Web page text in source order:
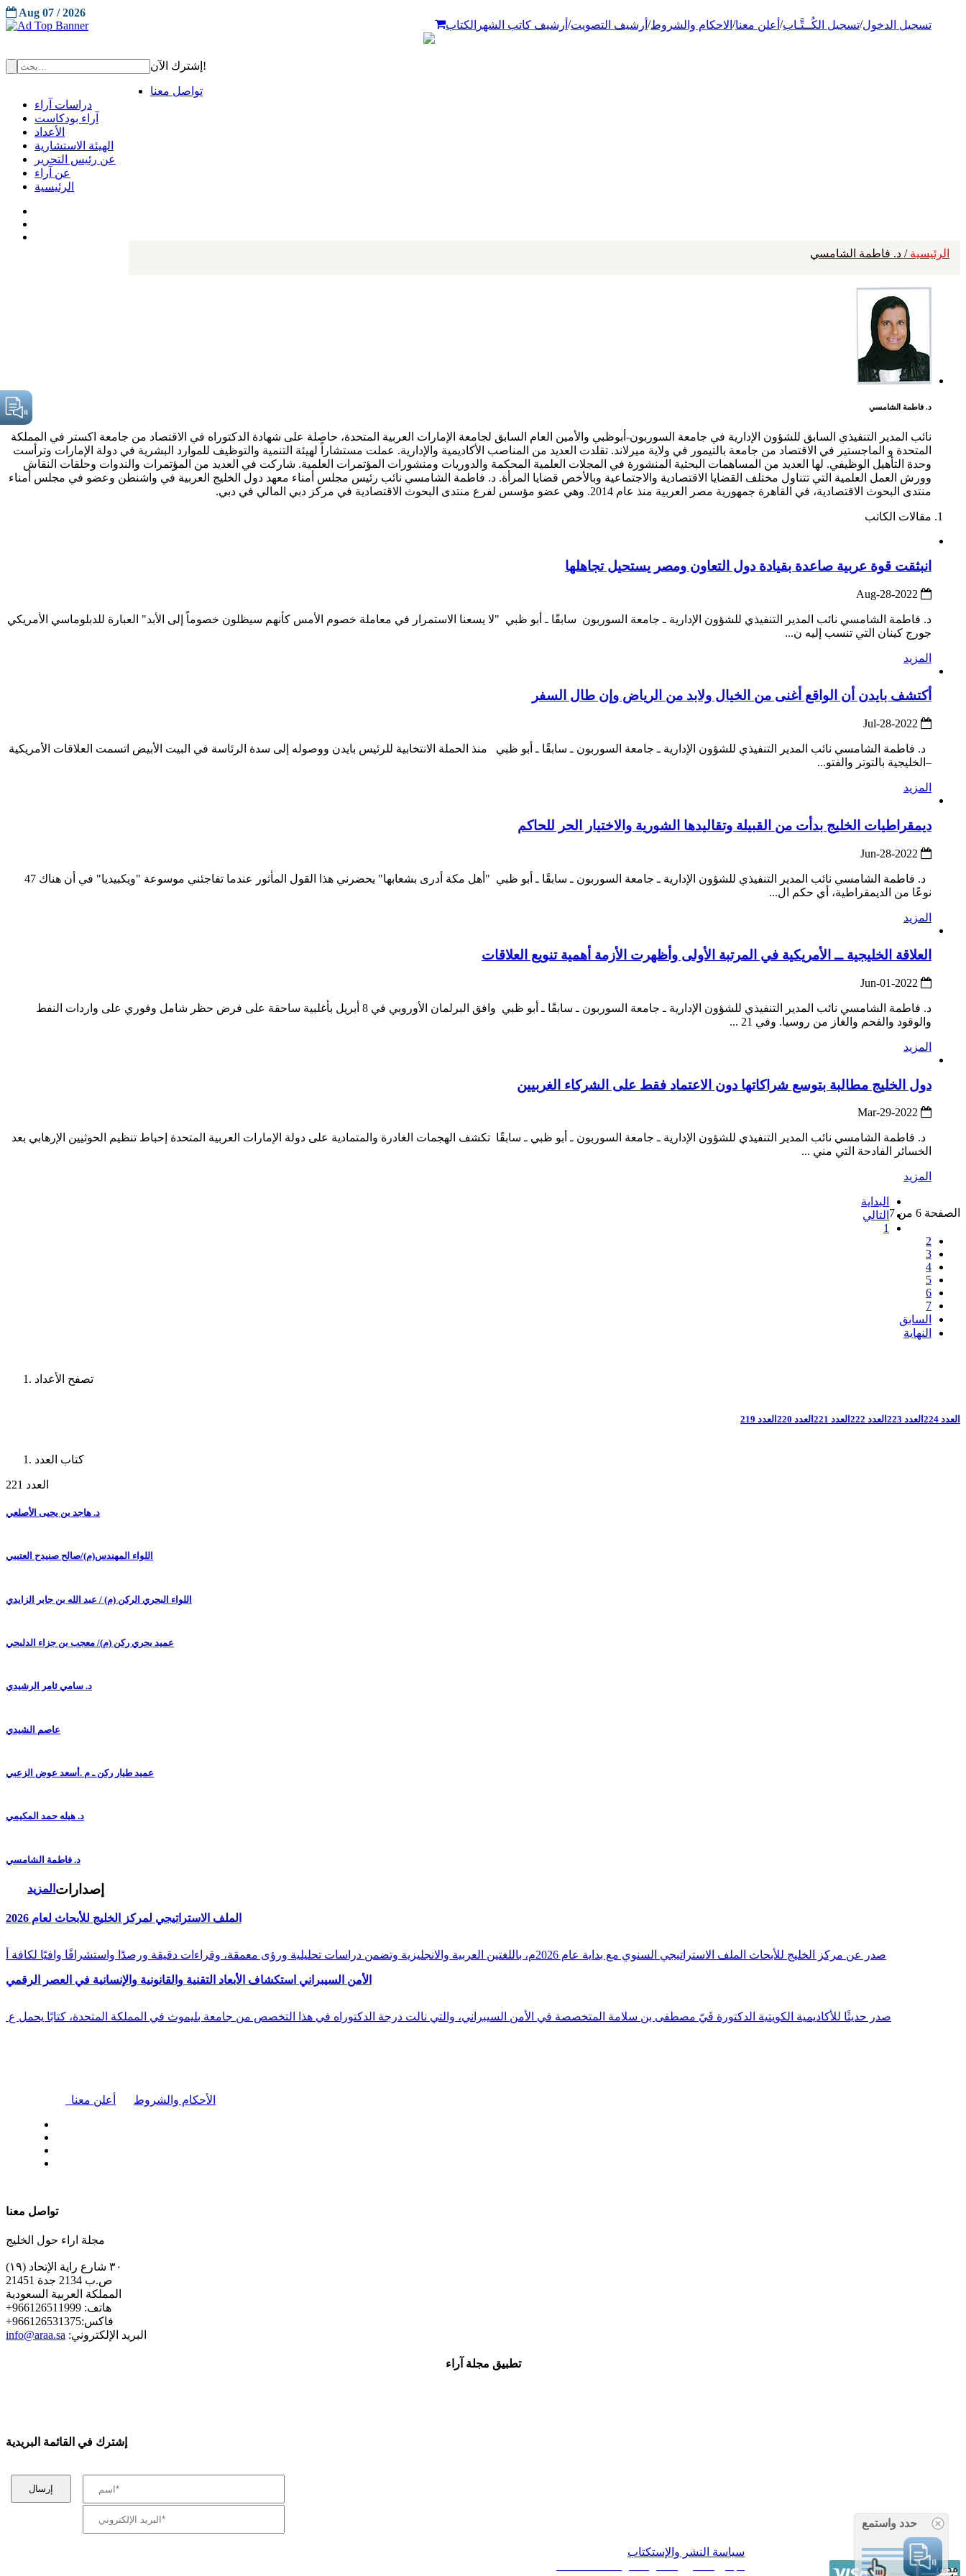
تسجيل الدخول/تسجيل الكُــتَّـاب/ أعلن معنا/ الاحكام والشروط/ أرشيف التصويت/ أرشيف كاتب الشهر الكتاب
Aug 07 / 2026
إشترك الآن!
تواصل معنا
دراسات آراء
آراء بودكاست
الأعداد
الهيئة الاستشارية
عن رئيس التحرير
عن آراء
الرئيسية
الرئيسية / د. فاطمة الشامسي
د. فاطمة الشامسي
نائب المدير التنفيذي السابق للشؤون الإدارية في جامعة السوربون-أبوظبي والأمين العام السابق لجامعة الإمارات العربية المتحدة، حاصلة على شهادة الدكتوراه في الاقتصاد من جامعة اكستر في المملكة
المتحدة و الماجستير في الاقتصاد من جامعة بالتيمور في ولاية ميرلاند. تقلدت العديد من المناصب الأكاديمية والإدارية. عملت مستشاراً لهيئة التنمية والتوظيف للموارد البشرية في دولة الإمارات وترأست
وحدة التأهيل الوظيفي. لها العديد من المساهمات البحثية المنشورة في المجلات العلمية المحكمة والدوريات ومنشورات المؤتمرات العلمية. شاركت في العديد من المؤتمرات والندوات وحلقات النقاش
وورش العمل العلمية التي تتناول مختلف القضايا الاقتصادية والاجتماعية وبالأخص قضايا المرأة. د. فاطمة الشامسي نائب رئيس مجلس أمناء معهد دول الخليج العربية في واشنطن وعضو في مجلس أمناء
منتدى البحوث الاقتصادية، في القاهرة جمهورية مصر العربية منذ عام 2014. وهي عضو مؤسس لفرع منتدى البحوث الاقتصادية في مركز دبي المالي في دبي.
مقالات الكاتب
انبثقت قوة عربية صاعدة بقيادة دول التعاون ومصر يستحيل تجاهلها
د. فاطمة الشامسي نائب المدير التنفيذي للشؤون الإدارية ـ جامعة السوربون سابقًا ـ أبو ظبي "لا يسعنا الاستمرار في معاملة خصوم الأمس كأنهم سيظلون خصوماً إلى الأبد" العبارة للدبلوماسي الأمريكي
جورج كينان التي تنسب إليه ن...
المزيد
أكتشف بايدن أن الواقع أغنى من الخيال ولابد من الرياض وإن طال السفر
د. فاطمة الشامسي نائب المدير التنفيذي للشؤون الإدارية ـ جامعة السوربون ـ سابقًا ـ أبو ظبي منذ الحملة الانتخابية للرئيس بايدن ووصوله إلى سدة الرئاسة في البيت الأبيض اتسمت العلاقات الأمريكية
–الخليجية بالتوتر والفتو...
المزيد
ديمقراطيات الخليج بدأت من القبيلة وتقاليدها الشورية والاختيار الحر للحاكم
د. فاطمة الشامسي نائب المدير التنفيذي للشؤون الإدارية ـ جامعة السوربون ـ سابقًا ـ أبو ظبي "أهل مكة أدرى بشعابها" يحضرني هذا القول المأثور عندما تفاجئني موسوعة "ويكبيديا" في أن هناك 47
نوعًا من الديمقراطية، أي حكم ال...
المزيد
العلاقة الخليجية ــ الأمريكية في المرتبة الأولى وأظهرت الأزمة أهمية تنويع العلاقات
د. فاطمة الشامسي نائب المدير التنفيذي للشؤون الإدارية ـ جامعة السوربون ـ سابقًا ـ أبو ظبي وافق البرلمان الأوروبي في 8 أبريل بأغلبية ساحقة على فرض حظر شامل وفوري على واردات النفط
والوقود والفحم والغاز من روسيا. وفي 21 ...
المزيد
دول الخليج مطالبة بتوسع شراكاتها دون الاعتماد فقط على الشركاء الغربيين
د. فاطمة الشامسي نائب المدير التنفيذي للشؤون الإدارية ـ جامعة السوربون ـ أبو ظبي ـ سابقًا تكشف الهجمات الغادرة والمتمادية على دولة الإمارات العربية المتحدة إحباط تنظيم الحوثيين الإرهابي بعد
الخسائر الفادحة التي مني ...
المزيد
الصفحة 6 من 7
البداية
التالي
1
2
3
4
5
6
7
السابق
النهاية
تصفح الأعداد
العدد 224 العدد 223 العدد 222 العدد 221 العدد 220 العدد 219
كتاب العدد
العدد 221
د. هاجد بن يحيى الأصلعي
اللواء المهندس(م)/صالح صنيدح العتيبي
اللواء البحري الركن (م) / عبد الله بن جابر الزايدي
عميد بحري ركن (م)/ معجب بن جزاء الدلبحي
د. سامي ثامر الرشيدي
عاصم الشيدي
عميد طيار ركن ـ م .أسعد عوض الزعبي
د. هيله حمد المكيمي
د. فاطمة الشامسي
المزيد إصدارات
الملف الاستراتيجي لمركز الخليج للأبحاث لعام 2026
صدر عن مركز الخليج للأبحاث الملف الاستراتيجي السنوي مع بداية عام 2026م، باللغتين العربية والانجليزية وتضمن دراسات تحليلية ورؤى معمقة، وقراءات دقيقة ورصدًا واستشرافًا وافيًا لكافة أ
الأمن السيبراني استكشاف الأبعاد التقنية والقانونية والإنسانية في العصر الرقمي
صدر حديثًا للأكاديمية الكويتية الدكتورة فَيّ مصطفى بن سلامة المتخصصة في الأمن السيبراني، والتي نالت درجة الدكتوراه في هذا التخصص من جامعة بليموث في المملكة المتحدة، كتابًا يحمل ع
أعلن معنا الأحكام والشروط
تواصل معنا
مجلة اراء حول الخليج
٣٠ شارع راية الإتحاد (١٩)
ص.ب 2134 جدة 21451
المملكة العربية السعودية
+هاتف: 966126511999
+فاكس:966126531375
info@araa.sa :البريد الإلكتروني
تطبيق مجلة آراء
إشترك في القائمة البريدية
سياسة النشر والإستكتاب
حدد واستمع